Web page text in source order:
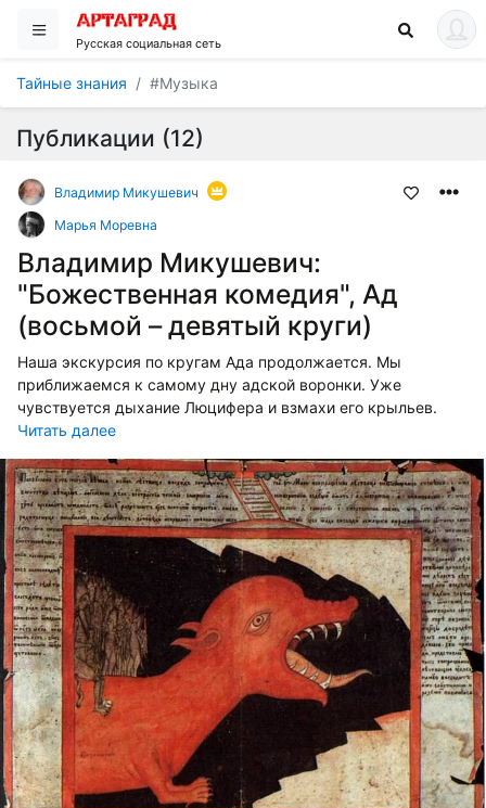
Русская социальная сеть
Тайные знания #Музыка
Публикации (12)
Владимир Микушевич
Марья Моревна
Владимир Микушевич:
"Божественная комедия", Ад
(восьмой – девятый круги)
Наша экскурсия по кругам Ада продолжается. Мы
приближаемся к самому дну адской воронки. Уже
чувствуется дыхание Люцифера и взмахи его крыльев.
Читать далее